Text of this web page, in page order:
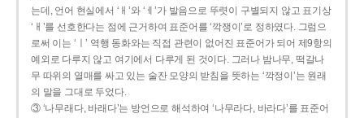
는데, 언어 현실에서 ‘ㅐ’와 ‘ㅔ’가 발음으로 뚜렷이 구별되지 않고 표기상
‘ㅐ’를 선호한다는 점에 근거하여 표준어를 ‘깍쟁이’로 정하였다. 그럼으
로써 이는 ‘ㅣ’ 역행 동화와는 직접 관련이 없어진 표준어가 되어 제9항의
예외로 다루지 않고 여기에서 다루게 된 것이다. 그러나 밤나무, 떡갈나
무 따위의 열매를 싸고 있는 술잔 모양의 받침을 뜻하는 ‘깍정이’는 원래
의 말을 그대로 두었다.
③ ‘나무래다, 바래다’는 방언으로 해석하여 ‘나무라다, 바라다’를 표준어